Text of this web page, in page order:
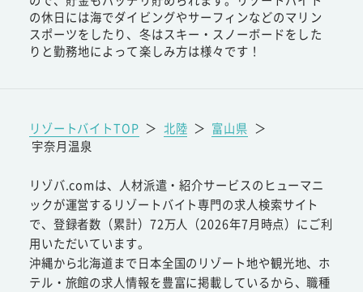
の休日には海でダイビングやサーフィンなどのマリン
スポーツをしたり、冬はスキー・スノーボードをした
りと勤務地によって楽しみ方は様々です！
リゾートバイトTOP ＞ 北陸 ＞ 富山県 ＞
宇奈月温泉
リゾバ.comは、人材派遣・紹介サービスのヒューマニ
ックが運営するリゾートバイト専門の求人検索サイト
で、登録者数（累計）72万人（2026年7月時点）にご利
用いただいています。
沖縄から北海道まで日本全国のリゾート地や観光地、ホ
テル・旅館の求人情報を豊富に掲載しているから、職種